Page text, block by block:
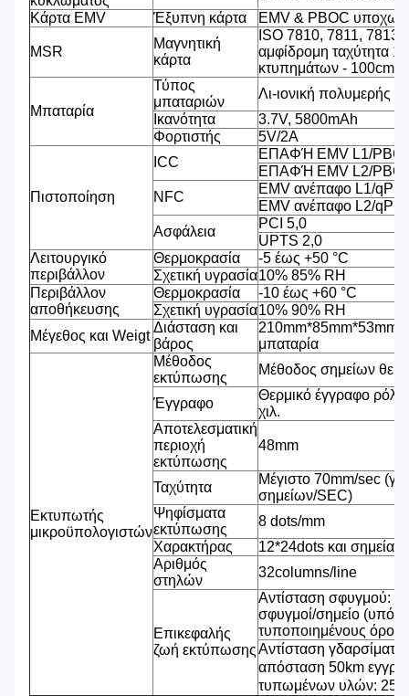
Κάρτα EMV
Έξυπνη κάρτα EMV & PBOC
MSR
Μαγνητική
κάρτα
ISO 7810, 7811, 7813
αμφίδρομη ταχύτητα
κτυπημάτων - 100cm/
Μπαταρία
Τύπος
μπαταριών
Λι-ιονική πολυμερής
Ικανότητα
3.7V, 5800mAh
Φορτιστής
5V/2A
Πιστοποίηση
ICC
ΕΠΑΦΉ EMV L1/
ΕΠΑΦΉ EMV L2/
NFC
EMV ανέπαφο L1/
EMV ανέπαφο L2/
Ασφάλεια
PCI 5,0
UPTS 2,0
Λειτουργικό
περιβάλλον
Θερμοκρασία
-5 έως +50 °C
Σχετική υγρασία10% 85% RH
Περιβάλλον
αποθήκευσης
Θερμοκρασία
-10 έως +60 °C
Σχετική υγρασία10% 90% RH
Μέγεθος και Weigt
Διάσταση και
βάρος
210mm*85mm*53mm,
μπαταρία
Εκτυπωτής
μικροϋπολογιστών
Μέθοδος
εκτύπωσης
Μέθοδος σημείων
Έγγραφο
Θερμικό έγγραφο
χιλ.
Αποτελεσματική
περιοχή
εκτύπωσης
48mm
Ταχύτητα
Μέγιστο 70mm/sec
σημείων/SEC)
Ψηφίσματα
εκτύπωσης
8 dots/mm
Χαρακτήρας
12*24dots και σημεία
Αριθμός
στηλών
32columns/line
Επικεφαλής
ζωή εκτύπωσης
Αντίσταση σφυγμού:
σφυγμοί/σημείο (υπό
τυποποιημένους
Αντίσταση
απόσταση 50km
τυπωμένων υλών: 25%